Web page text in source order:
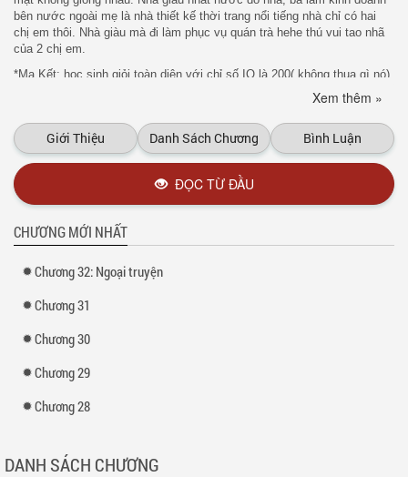
bên nước ngoài mẹ là nhà thiết kế thời trang nổi tiếng nhà chỉ có hai
chị em thôi. Nhà giàu mà đi làm phục vụ quán trà hehe thú vui tao nhã
của 2 chị em.
*Ma Kết: học sinh giỏi toàn diện với chỉ số IQ là 200( không thua gì nó).
Là thiếu gia của gia đình giàu có nhất nước, lạnh lùng, ít nói khiến cho
*Thiên Yết : là bạn thân của Ma Kết từ nhỏ, tính tình vui vẻ hoà đồng
với mọi người vã lại rất đẹp zai, con nhà giàu kinh doanh bất động sản
, chỉ số IQ 180 ( cũng không thua kém ai) đặc biệt là rất chung tình với
bạn gái nhưng … hiện giờ chưa có ai( kén chọn mà hi hi ), vừa mới đi
du học từ Pháp về.
*Nhân Mã : cũng là bạn thân từ nhỏ của Ma Kết, cũng rất đẹp zai, tính
tình cũng vui vẻ, đương nhiên gia đình cũng không thua gì hai bạn thân
nhưng mỗi con người thì luôn có khuyết điểm mà đó là rất đào hoa mà
Xem thêm tại :
Xem thêm »
Giới Thiệu Danh Sách Chương Bình Luận
ĐỌC TỪ ĐẦU
CHƯƠNG MỚI NHẤT
Chương 32: Ngoại truyện
Chương 31
Chương 30
Chương 29
Chương 28
DANH SÁCH CHƯƠNG